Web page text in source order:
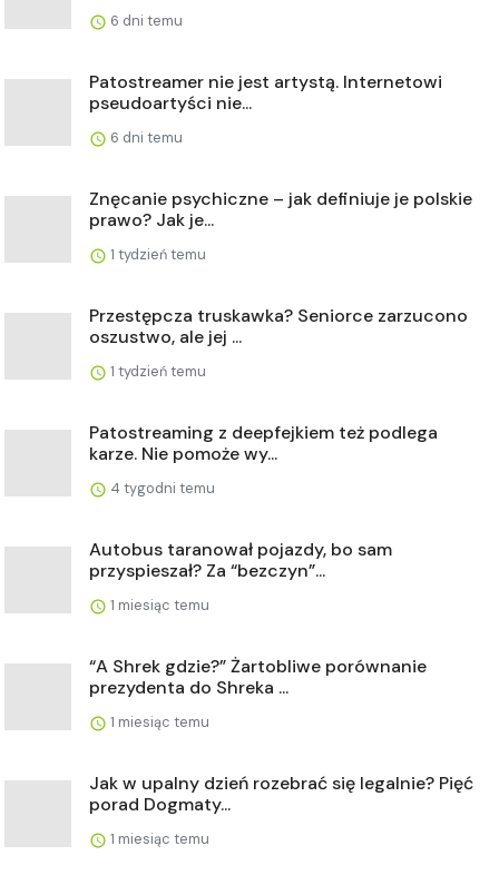
6 dni temu
Patostreamer nie jest artystą. Internetowi
pseudoartyści nie...
6 dni temu
Znęcanie psychiczne – jak definiuje je polskie
prawo? Jak je...
1 tydzień temu
Przestępcza truskawka? Seniorce zarzucono
oszustwo, ale jej ...
1 tydzień temu
Patostreaming z deepfejkiem też podlega
karze. Nie pomoże wy...
4 tygodni temu
Autobus taranował pojazdy, bo sam
przyspieszał? Za “bezczyn”...
1 miesiąc temu
“A Shrek gdzie?” Żartobliwe porównanie
prezydenta do Shreka ...
1 miesiąc temu
Jak w upalny dzień rozebrać się legalnie? Pięć
porad Dogmaty...
1 miesiąc temu